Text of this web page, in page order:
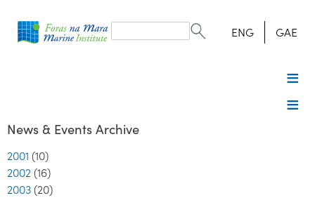
form
Search ENG GAE
News & Events Archive
2001 (10)
2002 (16)
2003 (20)